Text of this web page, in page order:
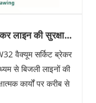
लाइन की सुरक्षा
वैक्यूम सर्किट ब्रेकर
से बिजली लाइनों की
कार्यों पर करीब से